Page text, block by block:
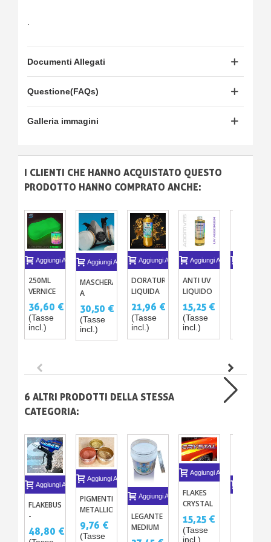
Documenti Allegati
Questione(FAQs)
Galleria immagini
I CLIENTI CHE HANNO ACQUISTATO QUESTO
PRODOTTO HANNO COMPRATO ANCHE:
Aggiungi Al Carrello
250ML
VERNICE
FOSFORESCENTE
NIGHT-
GLOW
36,60 €
(Tasse
incl.)
Aggiungi Al Carrello
MASCHERA
A
DOPPIA
CARTUCCIA
(TAGLIA :
30,50 €
(Tasse
incl.)
Aggiungi Al Carrello
DORATURA
LIQUIDA
- VERNICE
DORATA
ORO
RICCA
21,96 €
(Tasse
incl.)
Aggiungi Al Carrello
ANTI UV
LIQUIDO
15,25 €
(Tasse
incl.)
6 ALTRI PRODOTTI DELLA STESSA
CATEGORIA:
Aggiungi Al Carrello
FLAKEBUSTER
-
PISTOLA
DI
48,80 €
Aggiungi Al Carrello
PIGMENTI
METALLICI
ORO
BRONZO
9,76 €
(Tasse
Aggiungi Al Carrello
LEGANTE
MEDIUM
ACRILICO
Aggiungi Al Carrello
FLAKES
CRYSTAL
25G
15,25 €
(Tasse
incl.)